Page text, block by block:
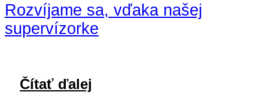
Rozvíjame sa, vďaka našej
supervízorke
Čítať ďalej